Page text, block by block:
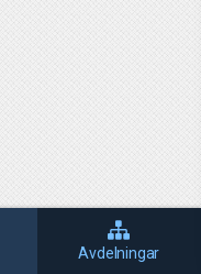
Avdelningar